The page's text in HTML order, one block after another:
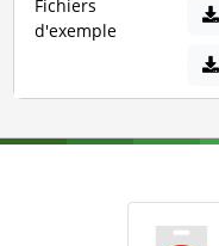
Fichiers
d'exemple